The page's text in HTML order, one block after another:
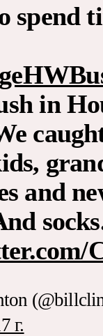
spend
in
and
г.